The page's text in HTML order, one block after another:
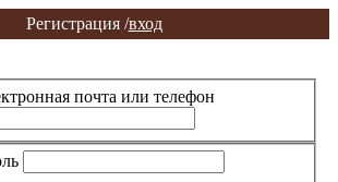
Регистрация /вход
почта или телефон